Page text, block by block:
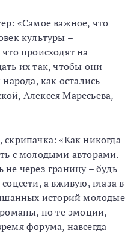
«Самое важное, что
культуры –
происходят на
их так, чтобы они
как остались
Алексея Маресьева,
«Как никогда
с молодыми авторами.
через границу – будь
а вживую, глаза в
историй молодые
романы, но те эмоции,
форума, навсегда